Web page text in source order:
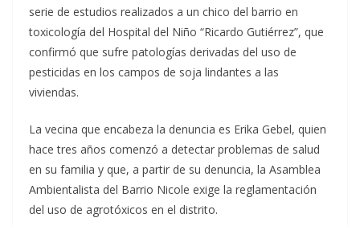
serie de estudios realizados a un chico del barrio en
toxicología del Hospital del Niño “Ricardo Gutiérrez”, que
confirmó que sufre patologías derivadas del uso de
pesticidas en los campos de soja lindantes a las
viviendas.
La vecina que encabeza la denuncia es Erika Gebel, quien
hace tres años comenzó a detectar problemas de salud
en su familia y que, a partir de su denuncia, la Asamblea
Ambientalista del Barrio Nicole exige la reglamentación
del uso de agrotóxicos en el distrito.